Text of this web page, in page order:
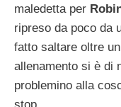
maledetta per
ripreso da poco da
fatto saltare oltre
allenamento si è di
problemino alla